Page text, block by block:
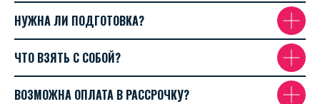
НУЖНА ЛИ ПОДГОТОВКА?
ЧТО ВЗЯТЬ С СОБОЙ?
ВОЗМОЖНА ОПЛАТА В РАССРОЧКУ?